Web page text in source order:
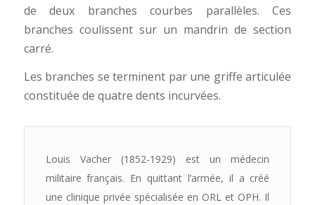
de deux branches courbes parallèles. Ces
branches coulissent sur un mandrin de section
carré.
Les branches se terminent par une griffe articulée
constituée de quatre dents incurvées.
Louis Vacher (1852-1929) est un médecin
militaire français. En quittant l’armée, il a créé
une clinique privée spécialisée en ORL et OPH. Il